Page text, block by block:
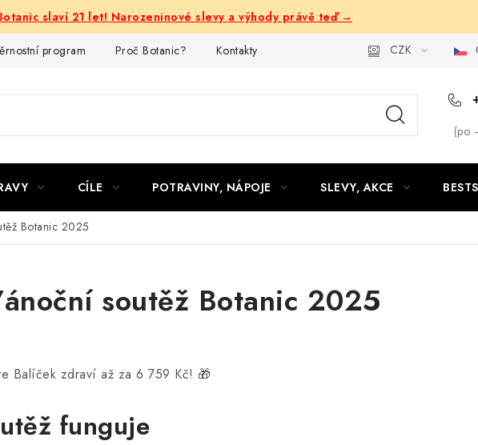
slaví 21 let! Narozeninové slevy a výhody právě teď →
program Proč Botanic? Kontakty CZK
(po
CÍLE POTRAVINY, NÁPOJE SLEVY, AKCE
Botanic 2025
soutěž Botanic 2025
Balíček zdraví až za 6 759 Kč! 🎁
funguje